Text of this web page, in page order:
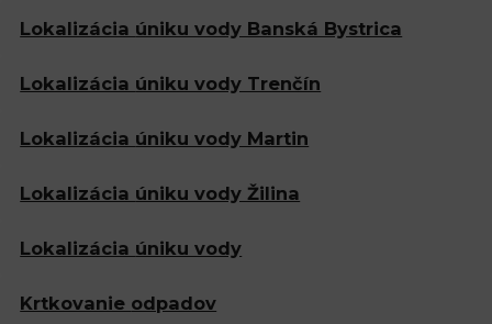
Lokalizácia úniku vody Banská Bystrica
Lokalizácia úniku vody Trenčín
Lokalizácia úniku vody Martin
Lokalizácia úniku vody Žilina
Lokalizácia úniku vody
Krtkovanie odpadov